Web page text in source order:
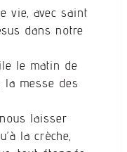
vie, avec saint
dans notre
le matin de
la messe des
laisser
la crèche,